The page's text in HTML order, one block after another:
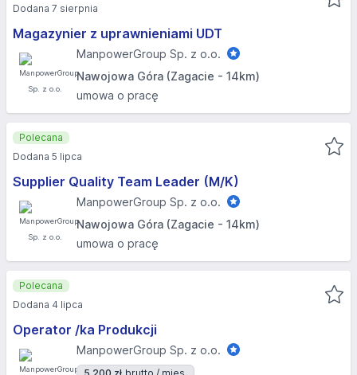
Magazynier z uprawnieniami UDT
ManpowerGroup Sp. z o.o.
Nawojowa Góra (Zagacie - 14km)
umowa o pracę
Dodana 7 sierpnia
Supplier Quality Team Leader (M/K)
ManpowerGroup Sp. z o.o.
Nawojowa Góra (Zagacie - 14km)
umowa o pracę
Polecana
Dodana 5 lipca
Operator /ka Produkcji
ManpowerGroup Sp. z o.o.
Polecana
Dodana 4 lipca